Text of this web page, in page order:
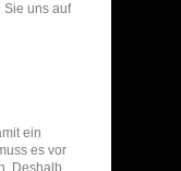
Sie uns auf
ein
es vor
Deshalb